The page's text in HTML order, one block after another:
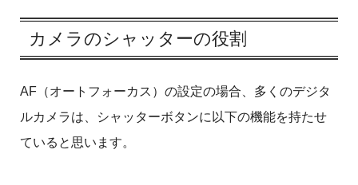
カメラのシャッターの役割
AF（オートフォーカス）の設定の場合、多くのデジタ
ルカメラは、シャッターボタンに以下の機能を持たせ
ていると思います。